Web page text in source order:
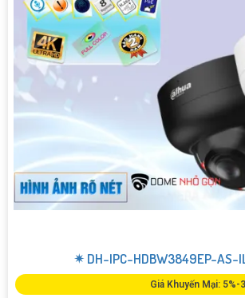
✴ DH-IPC-HDBW3849EP-AS-IL
Giá Khuyến Mại: 5%-